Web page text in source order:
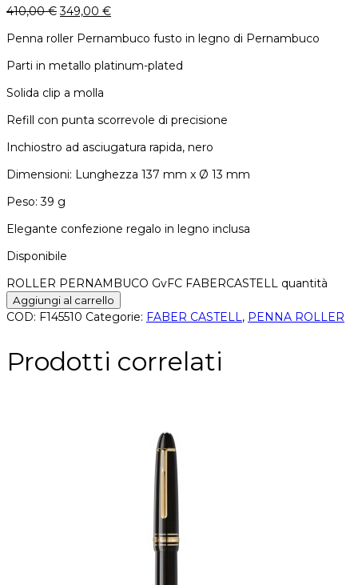
410,00€ 349,00 €
Penna roller Pernambuco fusto in legno di Pernambuco
Parti in metallo platinum-plated
Solida clip a molla
Refill con punta scorrevole di precisione
Inchiostro ad asciugatura rapida, nero
Dimensioni: Lunghezza 137 mm x Ø 13 mm
Peso: 39 g
Elegante confezione regalo in legno inclusa
Disponibile
ROLLER PERNAMBUCO GvFC FABERCASTELL quantità
Aggiungi al carrello
COD: F145510 Categorie: FABER CASTELL, PENNA ROLLER
Prodotti correlati